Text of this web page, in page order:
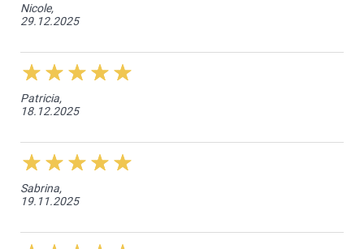
Nicole,
29.12.2025
Patricia,
18.12.2025
Sabrina,
19.11.2025